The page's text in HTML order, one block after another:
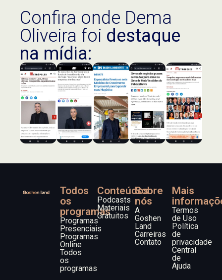
Confira onde Dema
Oliveira foi destaque
na mídia:
Todos
os
programas
Programas
Presenciais
Programas
Online
Todos
os
programas
Conteúdos
Podcasts
Materiais
Gratuitos
Sobre
nós
A
Goshen
Land
Carreiras
Contato
Mais
Termos
de Uso
Política
de
privacidade
Central
de
Ajuda